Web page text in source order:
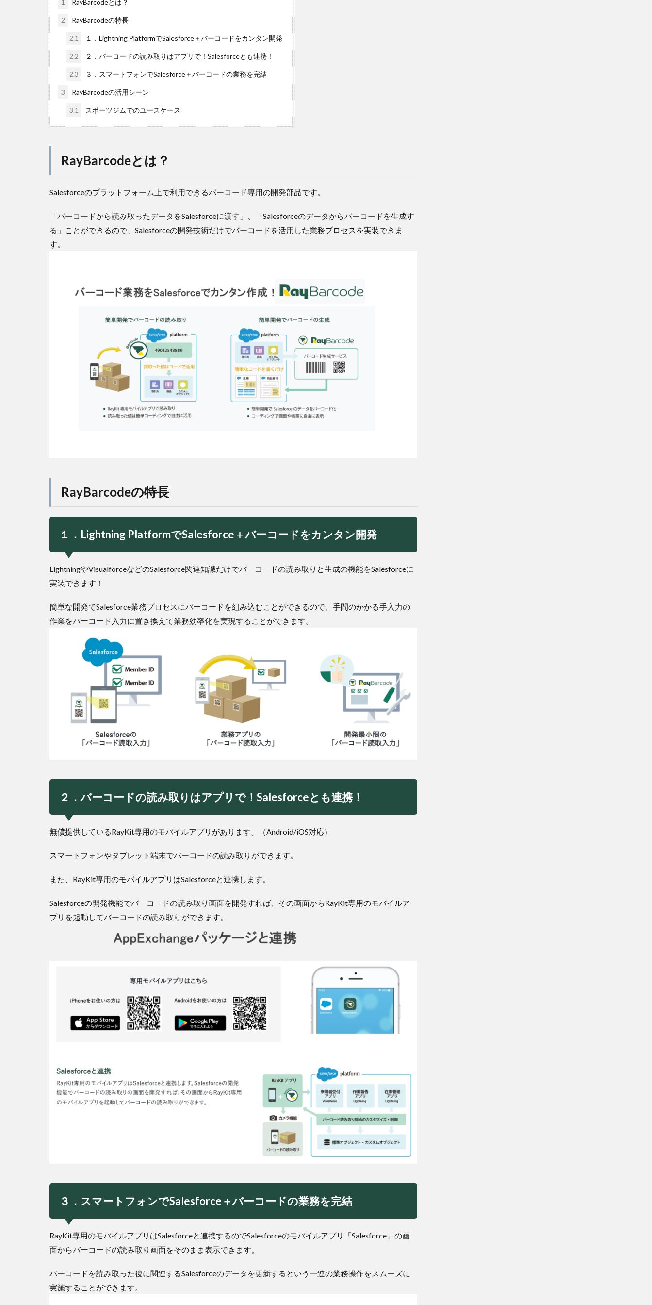
1 RayBarcodeとは？
2 RayBarcodeの特長
2.1 １．Lightning PlatformでSalesforce＋バーコードをカンタン開発
2.2 ２．バーコードの読み取りはアプリで！Salesforceとも連携！
2.3 ３．スマートフォンでSalesforce＋バーコードの業務を完結
3 RayBarcodeの活用シーン
3.1 スポーツジムでのユースケース
RayBarcodeとは？
Salesforceのプラットフォーム上で利用できるバーコード専用の開発部品です。
「バーコードから読み取ったデータをSalesforceに渡す」、「Salesforceのデータからバーコードを生成す
る」ことができるので、Salesforceの開発技術だけでバーコードを活用した業務プロセスを実装できま
す。
RayBarcodeの特長
１．Lightning PlatformでSalesforce＋バーコードをカンタン開発
LightningやVisualforceなどのSalesforce関連知識だけでバーコードの読み取りと生成の機能をSalesforceに
実装できます！
簡単な開発でSalesforce業務プロセスにバーコードを組み込むことができるので、手間のかかる手入力の
作業をバーコード入力に置き換えて業務効率化を実現することができます。
２．バーコードの読み取りはアプリで！Salesforceとも連携！
無償提供しているRayKit専用のモバイルアプリがあります。（Android/iOS対応）
スマートフォンやタブレット端末でバーコードの読み取りができます。
また、RayKit専用のモバイルアプリはSalesforceと連携します。
Salesforceの開発機能でバーコードの読み取り画面を開発すれば、その画面からRayKit専用のモバイルア
プリを起動してバーコードの読み取りができます。
３．スマートフォンでSalesforce＋バーコードの業務を完結
RayKit専用のモバイルアプリはSalesforceと連携するのでSalesforceのモバイルアプリ「Salesforce」の画
面からバーコードの読み取り画面をそのまま表示できます。
バーコードを読み取った後に関連するSalesforceのデータを更新するという一連の業務操作をスムーズに
実施することができます。